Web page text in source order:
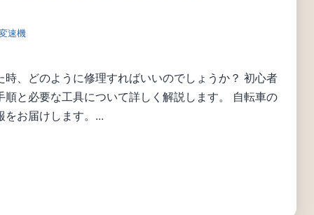
速機
、どのように修理すればいいのでしょうか？ 初心者
と必要な工具について詳しく解説します。 自転車の
お届けします。...